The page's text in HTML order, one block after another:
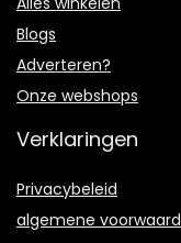
Blogs
Adverteren?
Onze webshops
Verklaringen
Privacybeleid
algemene